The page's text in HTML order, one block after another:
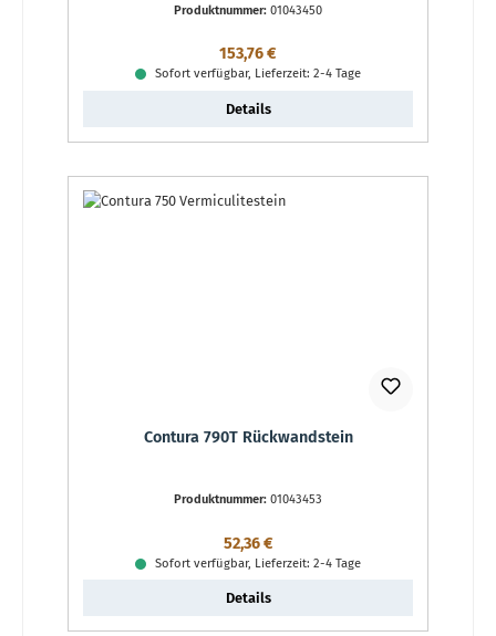
Produktnummer: 01043450
Regulärer Preis:
153,76 €
Sofort verfügbar, Lieferzeit: 2-4 Tage
Details
Contura 790T Rückwandstein
Produktnummer: 01043453
Regulärer Preis:
52,36 €
Sofort verfügbar, Lieferzeit: 2-4 Tage
Details